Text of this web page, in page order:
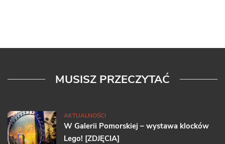
MUSISZ PRZECZYTAĆ
AKTUALNOŚCI
W Galerii Pomorskiej – wystawa klocków
Lego! [ZDJĘCIA]